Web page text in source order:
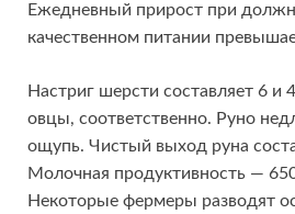
Ежедневный прирост при
качественном питании
Настриг шерсти составляет 6 и
овцы, соответственно. Руно
ощупь. Чистый выход руна
Молочная продуктивность —
Некоторые фермеры разводят